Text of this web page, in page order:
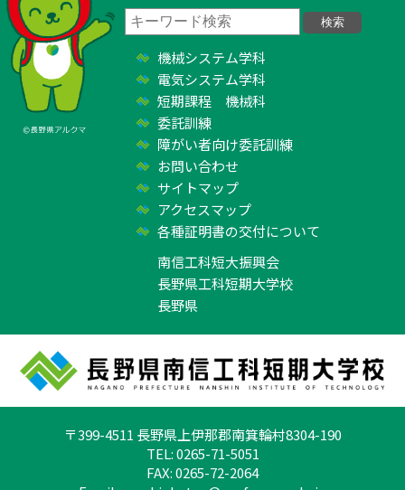
機械システム学科
電気システム学科
短期課程 機械科
委託訓練
障がい者向け委託訓練
お問い合わせ
サイトマップ
アクセスマップ
各種証明書の交付について
南信工科短大振興会
長野県工科短期大学校
長野県
〒399-4511 長野県上伊那郡南箕輪村8304-190
TEL: 0265-71-5051
FAX: 0265-72-2064